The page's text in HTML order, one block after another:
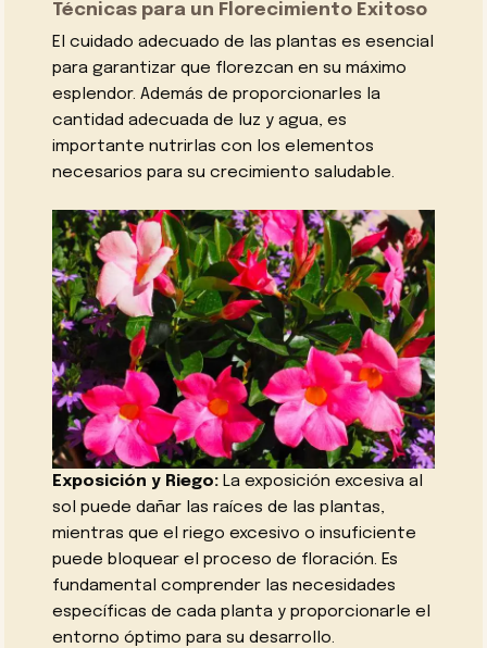
Técnicas para un Florecimiento Exitoso
El cuidado adecuado de las plantas es esencial
para garantizar que florezcan en su máximo
esplendor. Además de proporcionarles la
cantidad adecuada de luz y agua, es
importante nutrirlas con los elementos
necesarios para su crecimiento saludable.
Exposición y Riego: La exposición excesiva al
sol puede dañar las raíces de las plantas,
mientras que el riego excesivo o insuficiente
puede bloquear el proceso de floración. Es
fundamental comprender las necesidades
específicas de cada planta y proporcionarle el
entorno óptimo para su desarrollo.